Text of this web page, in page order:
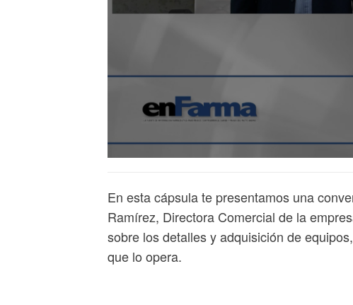
En esta cápsula te presentamos una
Ramírez, Directora Comercial de la
sobre los detalles y adquisición de
que lo opera.